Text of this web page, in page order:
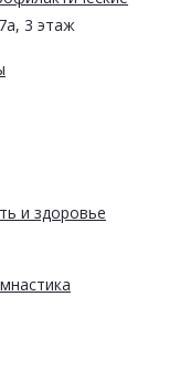
и здоровье
3 этаж